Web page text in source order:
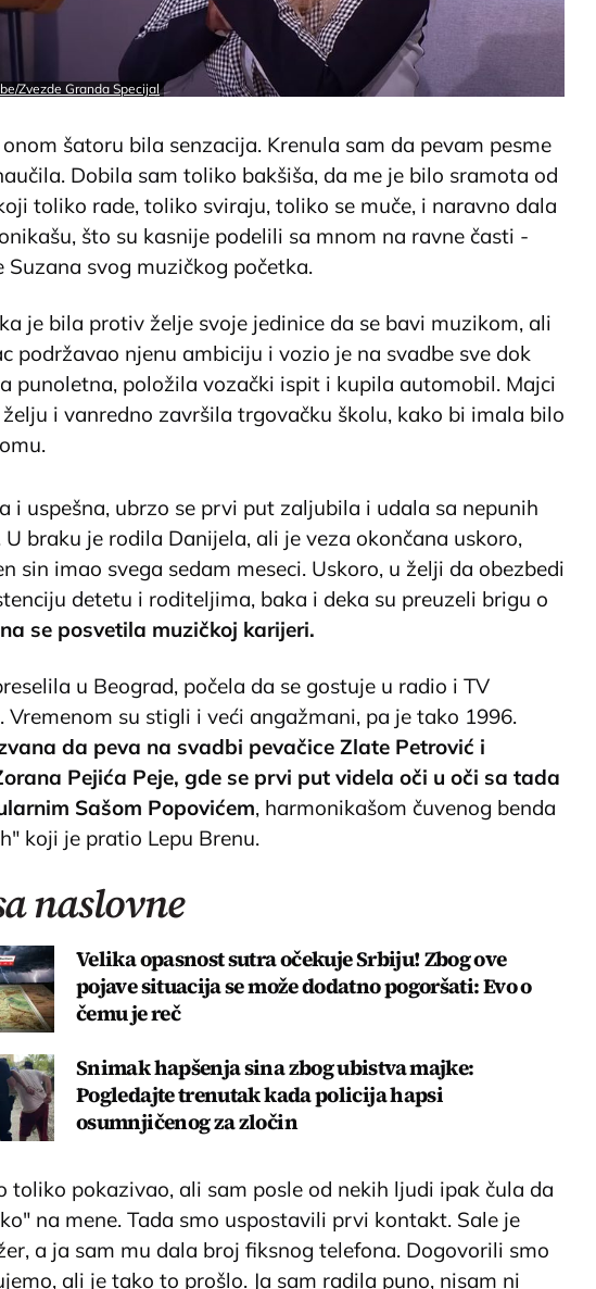
Zvezde Granda Specijal
onom šatoru bila senzacija. Krenula sam da pevam pesme
Dobila sam toliko bakšiša, da me je bilo sramota od
toliko rade, toliko sviraju, toliko se muče, i naravno dala
što su kasnije podelili sa mnom na ravne časti -
Suzana svog muzičkog početka.
je bila protiv želje svoje jedinice da se bavi muzikom, ali
podržavao njenu ambiciju i vozio je na svadbe sve dok
punoletna, položila vozački ispit i kupila automobil. Majci
i vanredno završila trgovačku školu, kako bi imala bilo
i uspešna, ubrzo se prvi put zaljubila i udala sa nepunih
U braku je rodila Danijela, ali je veza okončana uskoro,
sin imao svega sedam meseci. Uskoro, u želji da obezbedi
detetu i roditeljima, baka i deka su preuzeli brigu o
se posvetila muzičkoj karijeri.
u Beograd, počela da se gostuje u radio i TV
Vremenom su stigli i veći angažmani, pa je tako 1996.
da peva na svadbi pevačice Zlate Petrović i
Pejića Peje, gde se prvi put videla oči u oči sa tada
Sašom Popovićem, harmonikašom čuvenog benda
koji je pratio Lepu Brenu.
naslovne
Velika opasnost sutra očekuje Srbiju! Zbog ove
pojave situacija se može dodatno pogoršati: Evo o
čemu je reč
Snimak hapšenja sina zbog ubistva majke:
Pogledajte trenutak kada policija hapsi
osumnjičenog za zločin
toliko pokazivao, ali sam posle od nekih ljudi ipak čula da
na mene. Tada smo uspostavili prvi kontakt. Sale je
a ja sam mu dala broj fiksnog telefona. Dogovorili smo
ali je tako to prošlo. Ja sam radila puno, nisam ni